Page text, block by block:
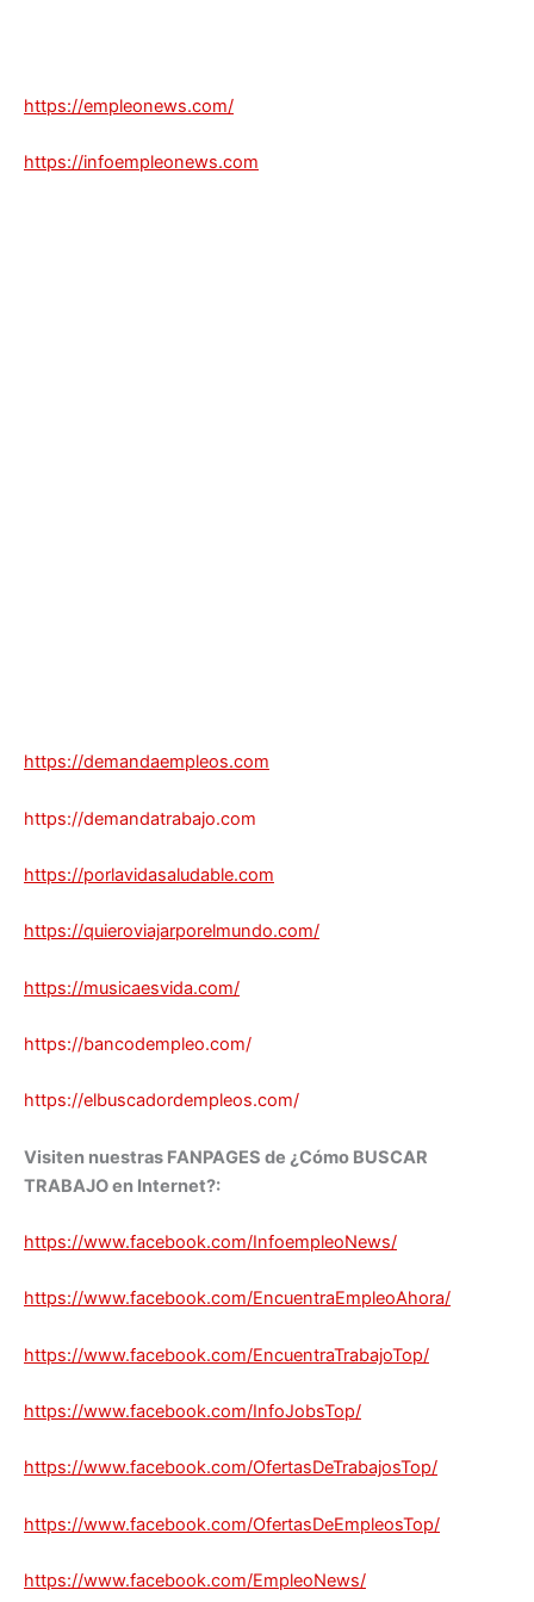
https://empleonews.com/
https://infoempleonews.com
https://demandaempleos.com
https://demandatrabajo.com
https://porlavidasaludable.com
https://quieroviajarporelmundo.com/
https://musicaesvida.com/
https://bancodempleo.com/
https://elbuscadordempleos.com/
Visiten nuestras FANPAGES de ¿Cómo BUSCAR
TRABAJO en Internet?:
https://www.facebook.com/InfoempleoNews/
https://www.facebook.com/EncuentraEmpleoAhora/
https://www.facebook.com/EncuentraTrabajoTop/
https://www.facebook.com/InfoJobsTop/
https://www.facebook.com/OfertasDeTrabajosTop/
https://www.facebook.com/OfertasDeEmpleosTop/
https://www.facebook.com/EmpleoNews/